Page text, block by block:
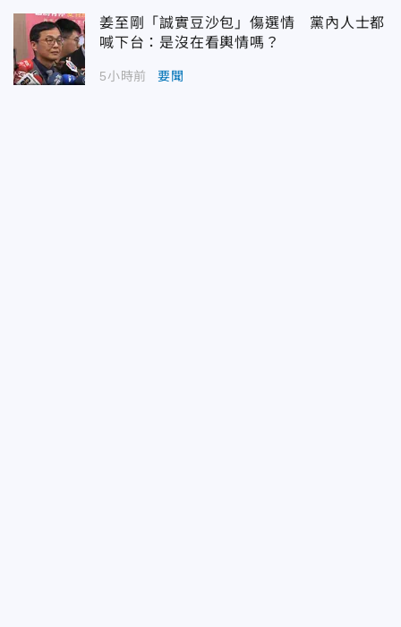
姜至剛「誠實豆沙包」傷選情 黨內人士都
喊下台：是沒在看輿情嗎？
5小時前 要聞